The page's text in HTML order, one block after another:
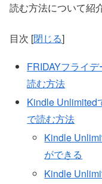
読む方法について紹
目次 [閉じる]
FRIDAYフライ
読む方法
Kindle Unlimited
で読む方法
Kindle
ができる
Kindle